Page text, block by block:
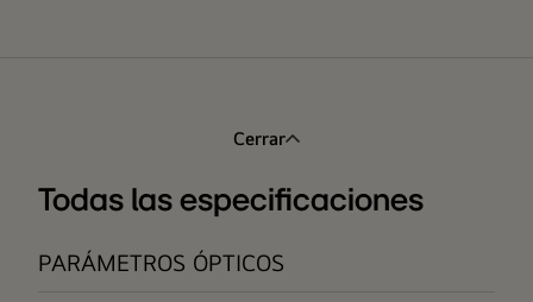
Cerrar
Todas las especificaciones
PARÁMETROS ÓPTICOS